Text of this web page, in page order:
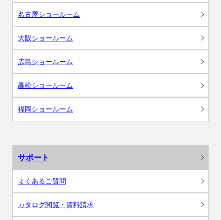
名古屋ショールーム
大阪ショールーム
広島ショールーム
高松ショールーム
福岡ショールーム
サポート
よくあるご質問
カタログ閲覧・資料請求